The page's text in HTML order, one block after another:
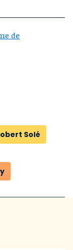
de
Solé